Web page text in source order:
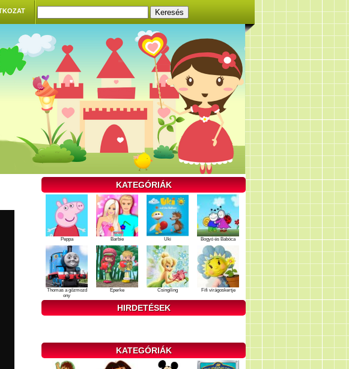
KATEGÓRIÁK
Peppa Barbie Uki Bogyó és Babóca
Thomas a gőzmozd
ony
Eperke Csingiling Fifi virágoskertje
HIRDETÉSEK
KATEGÓRIÁK